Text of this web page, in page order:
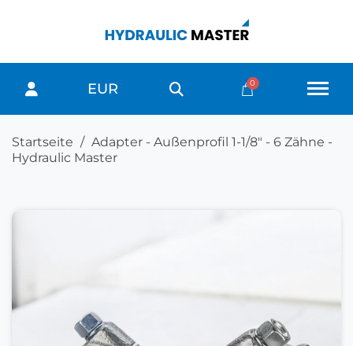
EUR
Startseite
Adapter - Außenprofil 1-1/8" - 6 Zähne -
Hydraulic Master